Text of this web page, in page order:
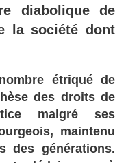
diabolique
de
la société dont
nombre étriqué de
des droits de
malgré
ses
, maintenu
des générations.